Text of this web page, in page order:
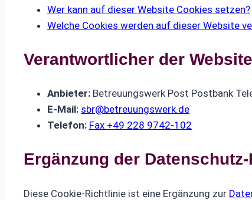
Wer kann auf dieser Website Cookies setzen?
Welche Cookies werden auf dieser Website
Verantwortlicher der Website
Anbieter: Betreuungswerk Post Postbank
E-Mail: sbr@betreuungswerk.de
Telefon: Fax +49 228 9742-102
Ergänzung der
Diese Cookie-Richtlinie ist eine Ergänzung zur